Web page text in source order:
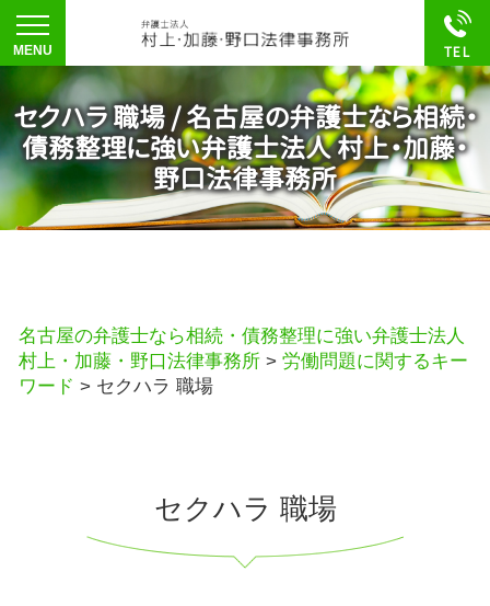
セクハラ 職場 / 名古屋の弁護士なら相続・
債務整理に強い弁護士法人 村上・加藤・
野口法律事務所
名古屋の弁護士なら相続・債務整理に強い弁護士法人
村上・加藤・野口法律事務所 > 労働問題に関するキー
ワード > セクハラ 職場
セクハラ 職場